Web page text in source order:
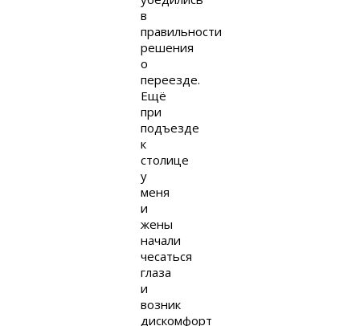
в
правильности
решения
о
переезде.
Ещё
при
подъезде
к
столице
у
меня
и
жены
начали
чесаться
глаза
и
возник
дискомфорт